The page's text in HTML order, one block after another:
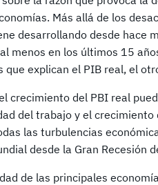
Más allá de los
desarrollando desde hace
menos en los últimos 15
que explican el PIB real, el
crecimiento del PBI real
del trabajo y el crecimiento
las turbulencias
desde la Gran Recesión
de las principales